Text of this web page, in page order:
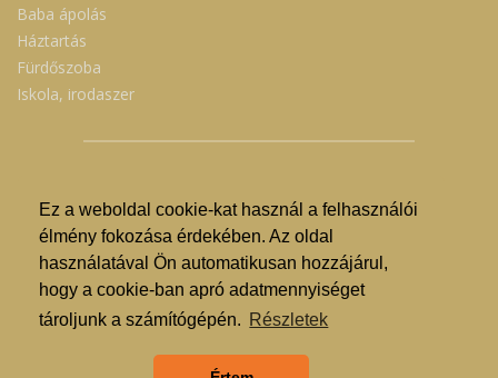
Ez a weboldal cookie-kat használ a felhasználói
élmény fokozása érdekében. Az oldal
használatával Ön automatikusan hozzájárul,
hogy a cookie-ban apró adatmennyiséget
tároljunk a számítógépén. Részletek
Baba ápolás
Háztartás
Fürdőszoba
Iskola, irodaszer
© Nyíregyházi Kosár Közösség 2019.
Hogyan lehet vásárolni?
GDPR
ÁSZF